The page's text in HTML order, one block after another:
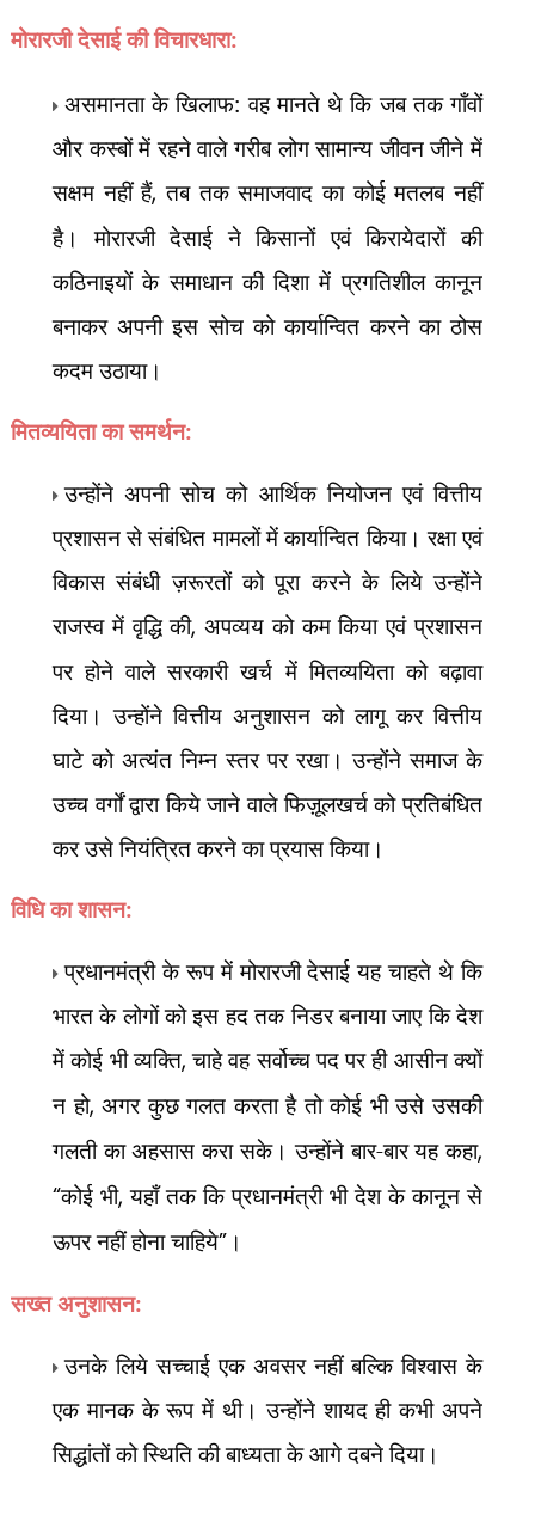
मोरारजी देसाईकी विचारधारा:
असमानता के खिलाफ: वह मानते थे कि जब तक गाँवों
और कस्बों में रहने वाले गरीब लोग सामान्य जीवन जीने में
सक्षम नहीं हैं,तब तक समाजवाद का कोई मतलब नहीं
है। मोरारजी देसाई ने किसानों एवं किरायेदारों की
कठिनाइयों के समाधान की दिशा में प्रगतिशील कानून
बनाकर अपनी इस सोच को कार्यान्वित करने का ठोस
कदम उठाया।
मितव्ययिता का समर्थन:
उन्होंने अपनी सोच को आर्थिक नियोजन एवं वित्तीय
प्रशासन से संबंधित मामलों में कार्यान्वित किया। रक्षा एवं
विकास संबंधी ज़रूरतों को पूरा करने के लिये उन्होंने
राजस्व में वृद्धि की,अपव्यय को कम किया एवं प्रशासन
पर होने वाले सरकारी खर्च में मितव्ययिता को बढ़ावा
दिया। उन्होंने वित्तीय अनुशासन को लागू कर वित्तीय
घाटे को अत्यंत निम्न स्तर पर रखा। उन्होंने समाज के
उच्च वर्गों द्वारा किये जाने वाले फिज़ूलखर्च को प्रतिबंधित
कर उसे नियंत्रित करने का प्रयास किया।
विधि का शासन:
प्रधानमंत्री के रूप में मोरारजी देसाई यह चाहते थे कि
भारत के लोगों को इस हद तक निडर बनाया जाए कि देश
में कोई भी व्यक्ति,चाहे वह सर्वोच्च पद पर ही आसीन क्यों
न हो,अगर कुछ गलत करता है तो कोई भी उसे उसकी
गलती का अहसास करा सके। उन्होंने बार-बार यह कहा,
“कोई भी,यहाँ तक कि प्रधानमंत्री भी देश के कानून से
ऊपर नहीं होना चाहिये”।
सख्त अनुशासन:
उनके लिये सच्चाई एक अवसर नहीं बल्कि विश्वास के
एक मानक के रूप में थी। उन्होंने शायद ही कभी अपने
सिद्धांतों को स्थिति की बाध्यता के आगे दबने दिया।